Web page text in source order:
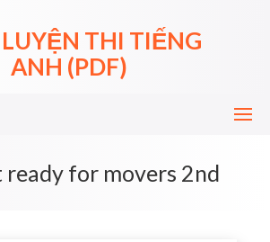
THI TIẾNG
ANH (PDF)
ready for movers 2nd